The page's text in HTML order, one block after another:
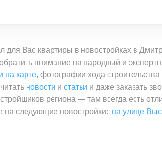
для Вас квартиры в новостройках в
внимание на народный и
на карте, фотографии хода
новости и статьи и даже заказать
региона — там всегда есть
на следующие новостройки: на улице